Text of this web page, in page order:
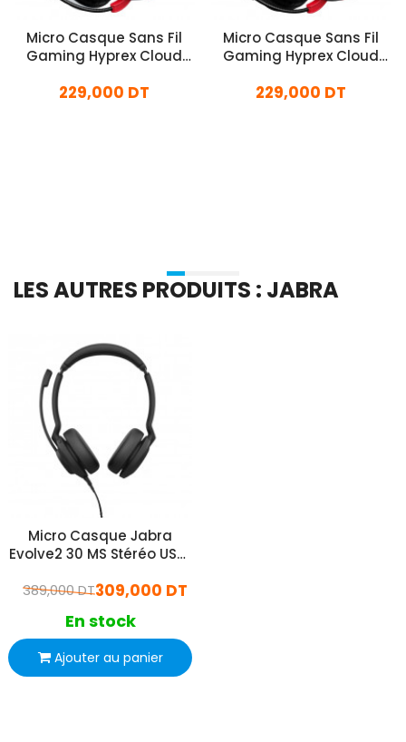
Micro Casque Sans Fil
Gaming Hyprex Cloud
229,000 DT
Micro Casque Sans Fil
Gaming Hyprex Cloud
229,000 DT
LES AUTRES PRODUITS : JABRA
Micro Casque Jabra
Evolve2 30 MS Stéréo USB-
309,000 DT
389,000 DT
En stock
Ajouter au panier